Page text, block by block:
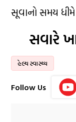
સૂવાનો સમય
સવારે
હેલ્થ સ્વાસ્થ્ય
Follow Us